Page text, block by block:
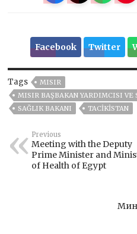
Facebook Twitter
Tags
MISIR
MISIR BAŞBAKAN YARDIMCISI VE
SAĞLIK BAKANI
TACİKİSTAN
Previous
Meeting with the Deputy
Prime Minister and
of Health of Egypt